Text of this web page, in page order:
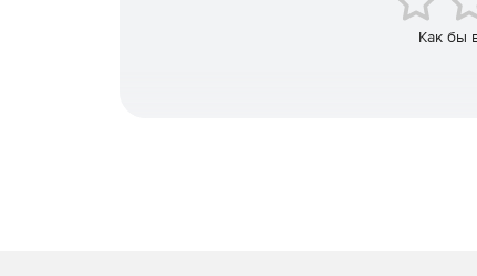
Автоматизация сканирования путемКак бы